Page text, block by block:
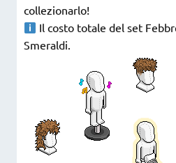
collezionarlo!
Il costo totale del set
Smeraldi.